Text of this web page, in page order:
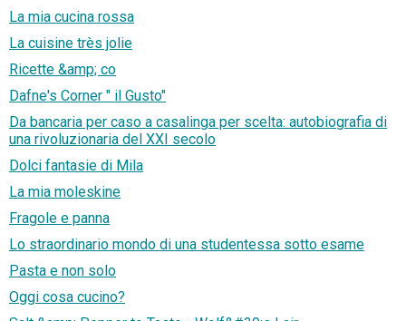
La mia cucina rossa
La cuisine très jolie
Ricette &amp; co
Dafne's Corner " il Gusto"
Da bancaria per caso a casalinga per scelta: autobiografia di
una rivoluzionaria del XXI secolo
Dolci fantasie di Mila
La mia moleskine
Fragole e panna
Lo straordinario mondo di una studentessa sotto esame
Pasta e non solo
Oggi cosa cucino?